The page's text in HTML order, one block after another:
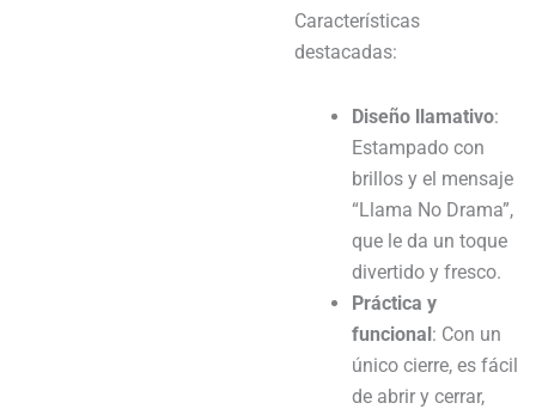
Características
destacadas:
Diseño llamativo:
Estampado con
brillos y el mensaje
“Llama No Drama”,
que le da un toque
divertido y fresco.
Práctica y
funcional : Con un
único cierre, es fácil
de abrir y cerrar,